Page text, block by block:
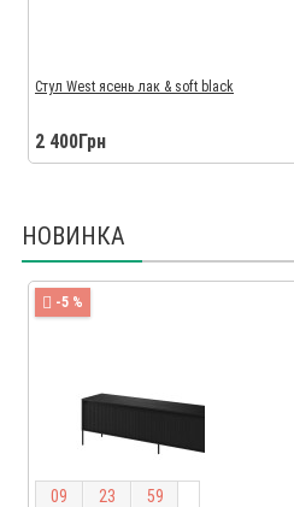
Стул West ясень лак & soft black
2 400Грн
НОВИНКА
-5 %
09 23 59